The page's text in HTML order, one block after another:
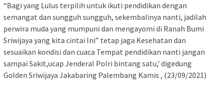
“Bagi yang Lulus terpilih untuk ikuti pendidikan dengan
semangat dan sungguh sungguh, sekembalinya nanti, jadilah
perwira muda yang mumpuni dan mengayomi di Ranah Bumi
Sriwijaya yang kita cintai Ini” tetap jaga Kesehatan dan
sesuaikan kondisi dan cuaca Tempat pendidikan nanti jangan
sampai Sakit,ucap Jenderal Polri bintang satu,’ digedung
Golden Sriwijaya Jakabaring Palembang Kamis , (23/09/2021)